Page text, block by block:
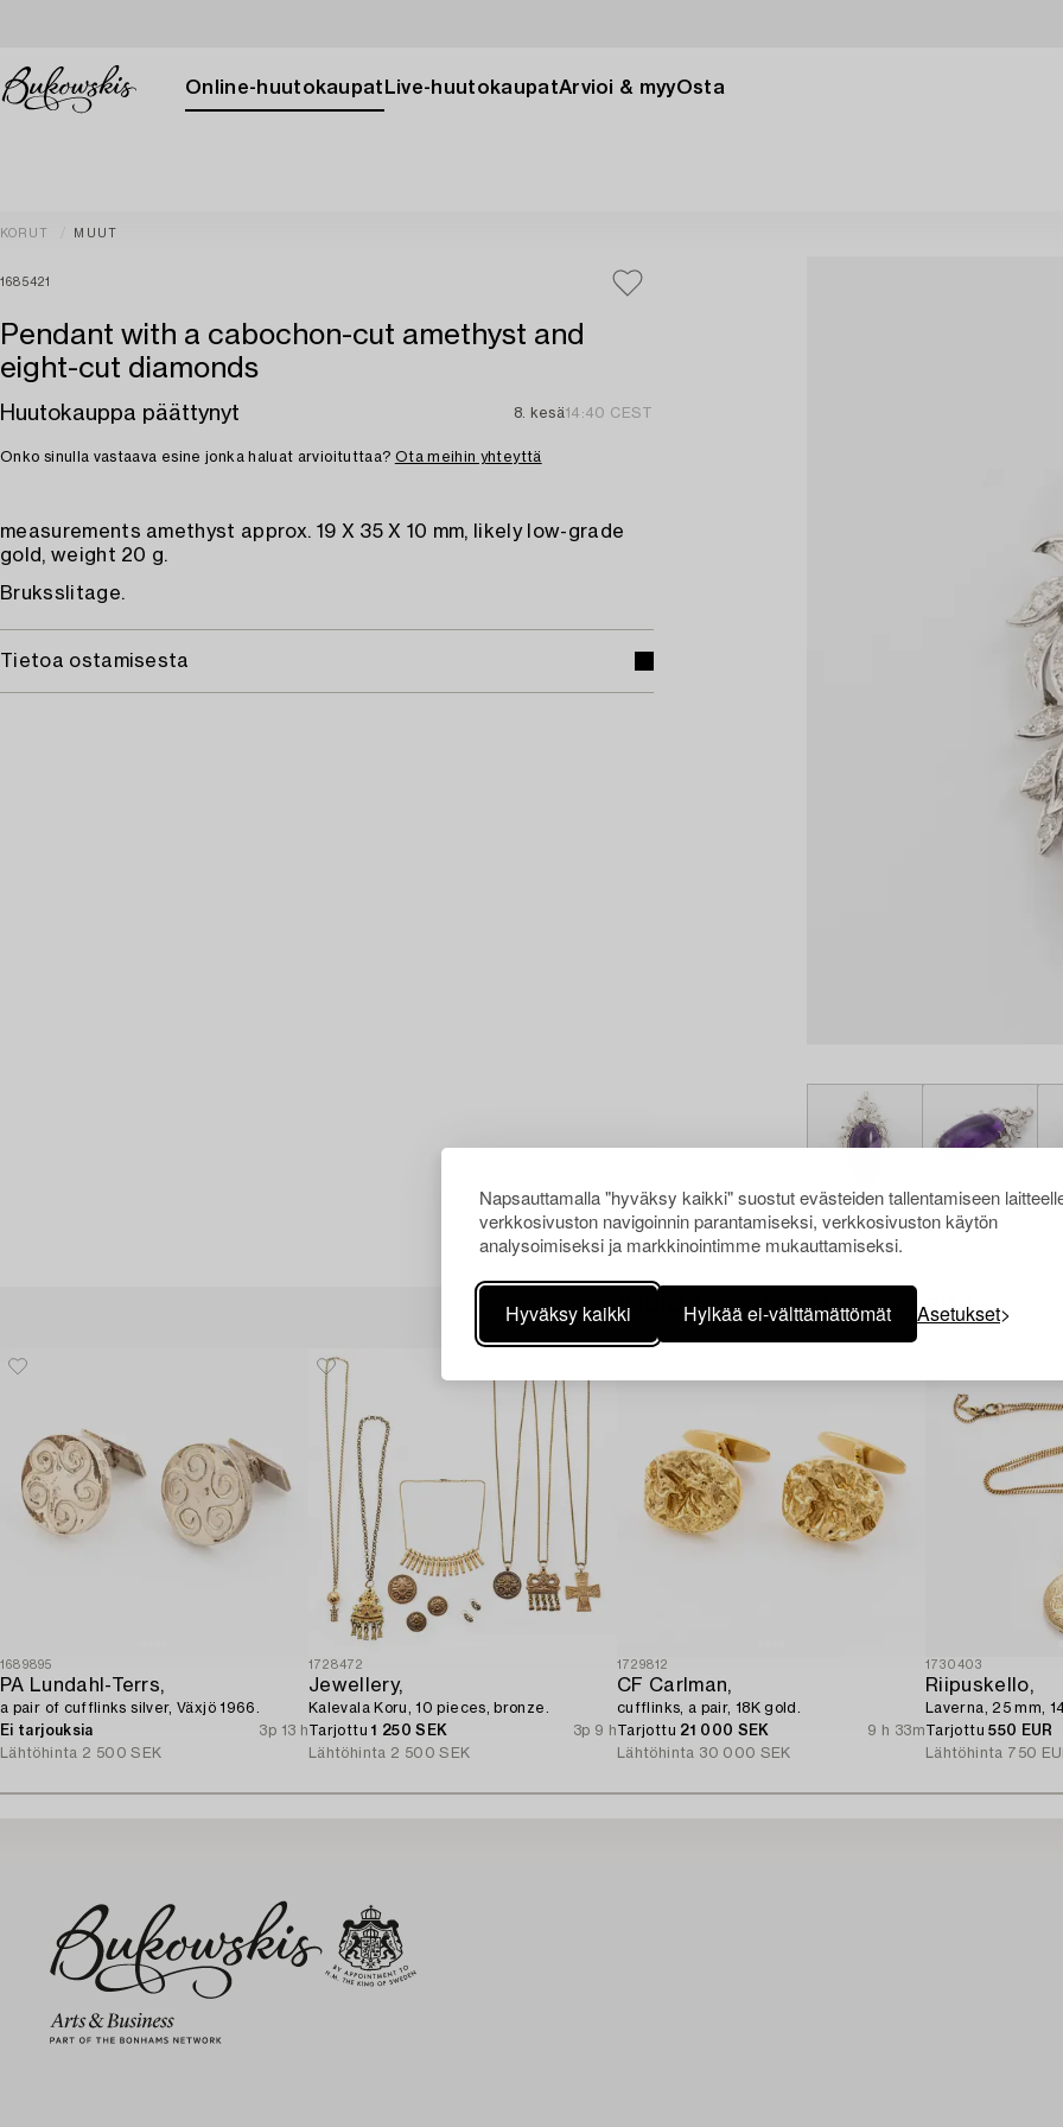
Napsauttamalla "hyväksy kaikki" suostut evästeiden tallentamiseen
verkkosivuston navigoinnin parantamiseksi, verkkosivuston käytön
analysoimiseksi ja markkinointimme mukauttamiseksi.
Hyväksy kaikki Hylkää ei-välttämättömät Asetukset
Online-huutokaupat Live-huutokaupatArvioi & myyOsta
KORUT MUUT
1685421
Pendant with a cabochon-cut amethyst and
eight-cut diamonds
Huutokauppa päättynyt 8. kesä14:40 CEST
Onko sinulla vastaava esine jonka haluat arvioituttaa? Ota meihin yhteyttä
measurements amethyst approx. 19 X 35 X 10 mm, likely low-grade
gold, weight 20 g.
Bruksslitage.
Tietoa ostamisesta
Muiden katsomia kohteita
1689895
PA Lundahl-Terrs,
a pair of cufflinks silver, Växjö 1966.
Ei tarjouksia
3p 13 h
Lähtöhinta 2 500 SEK
1728472
Jewellery,
Kalevala Koru, 10 pieces, bronze.
Tarjottu1 250 SEK
3p 9 h
Lähtöhinta 2 500 SEK
1729812
CF Carlman,
cufflinks, a pair, 18K gold.
Tarjottu 21 000 SEK
9 h 33m
Lähtöhinta 30 000 SEK
1730403
Riipuskello,
Laverna, 25 mm,
Tarjottu550 EUR
Lähtöhinta 750